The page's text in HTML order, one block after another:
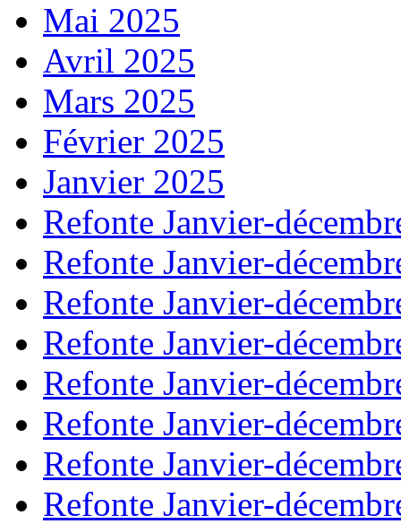
Mai 2025
Avril 2025
Mars 2025
Février 2025
Janvier 2025
Refonte Janvier-
Refonte Janvier-
Refonte Janvier-
Refonte Janvier-
Refonte Janvier-
Refonte Janvier-
Refonte Janvier-
Refonte Janvier-